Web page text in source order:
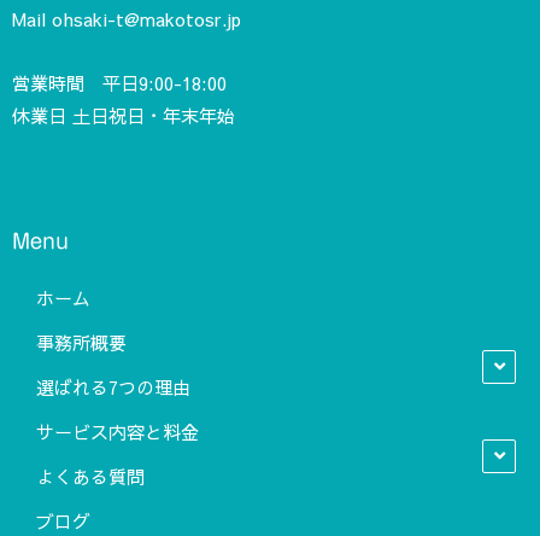
Mail ohsaki-t@makotosr.jp
営業時間 平日9:00-18:00
休業日 土日祝日・年末年始
Menu
ホーム
事務所概要
選ばれる7つの理由
サービス内容と料金
よくある質問
ブログ